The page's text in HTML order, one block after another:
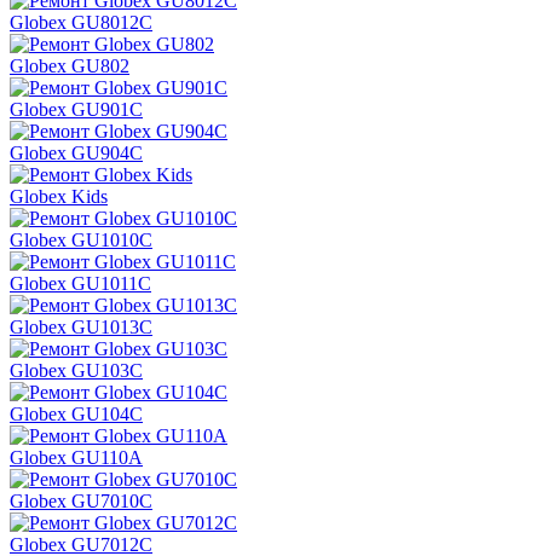
Globex GU8012C
Globex GU802
Globex GU901C
Globex GU904C
Globex Kids
Globex GU1010C
Globex GU1011C
Globex GU1013C
Globex GU103С
Globex GU104C
Globex GU110A
Globex GU7010C
Globex GU7012C